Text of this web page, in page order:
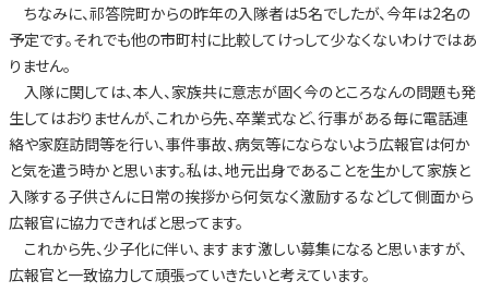
ちなみに、祁答院町からの昨年の入隊者は5名でしたが、今年は2名の
予定です。それでも他の市町村に比較してけっして少なくないわけではあ
りません。
入隊に関しては、本人、家族共に意志が固く今のところなんの問題も発
生してはおりませんが、これから先、卒業式など、行事がある毎に電話連
絡や家庭訪問等を行い、事件事故、病気等にならないよう広報官は何か
と気を遣う時かと思います。私は、地元出身であることを生かして家族と
入隊する子供さんに日常の挨拶から何気なく激励するなどして側面から
広報官に協力できればと思ってます。
これから先、少子化に伴い、ますます激しい募集になると思いますが、
広報官と一致協力して頑張っていきたいと考えています。